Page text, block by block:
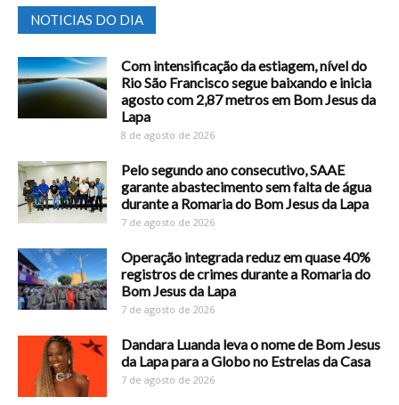
NOTICIAS DO DIA
Com intensificação da estiagem, nível do
Rio São Francisco segue baixando e inicia
agosto com 2,87 metros em Bom Jesus da
Lapa
8 de agosto de 2026
Pelo segundo ano consecutivo, SAAE
garante abastecimento sem falta de água
durante a Romaria do Bom Jesus da Lapa
7 de agosto de 2026
Operação integrada reduz em quase 40%
registros de crimes durante a Romaria do
Bom Jesus da Lapa
7 de agosto de 2026
Dandara Luanda leva o nome de Bom Jesus
da Lapa para a Globo no Estrelas da Casa
7 de agosto de 2026